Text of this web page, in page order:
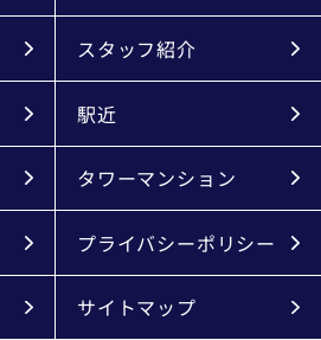
スタッフ紹介
駅近
タワーマンション
プライバシーポリシー
サイトマップ